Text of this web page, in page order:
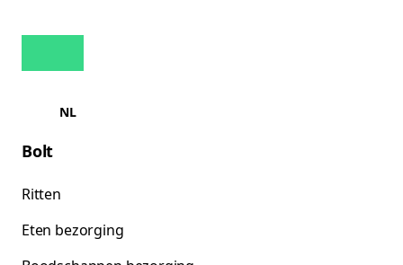
NL
Bolt
Ritten
Eten bezorging